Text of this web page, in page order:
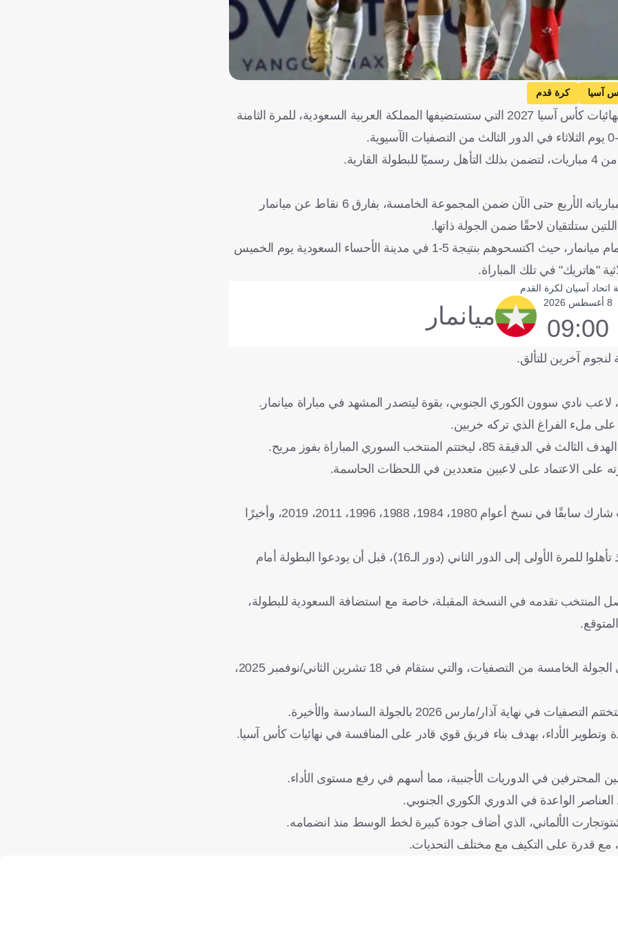
آسيا كرة قدم
حجز منتخب سوريا، الملقب بـ"نسور قاسيون"، بطاقة التأهل إلى نهائيات كأس آسيا 2027 التي ستستضيفها المملكة العربية السعودية، للمرة الثامنة
ورفع منتخب سوريا رصيده إلى 12 نقطة، محققًا الفوز في جميع مبارياته الأربع حتى الآن ضمن المجموعة الخامسة، بفارق 6 نقاط عن ميانمار
كان "نسور قاسيون" قد أظهروا تفوقًا كبيرًا في مباراتهم السابقة أمام ميانمار، حيث اكتسحوهم بنتيجة 5-1 في مدينة الأحساء السعودية يوم الخميس
"هاتريك" في تلك المباراة.
اتحاد آسيان لكرة القدم
8 أغسطس 2026
09:00 ميانمار
لنجوم آخرين للتألق.
لاعب نادي سوون الكوري الجنوبي، بقوة ليتصدر المشهد في مباراة ميانمار.
السوري المباراة بفوز مريح.
على الاعتماد على لاعبين متعددين في اللحظات الحاسمة.
وتأهل منتخب سوريا إلى كأس آسيا للمرة الثامنة في تاريخه، حيث شارك سابقًا في نسخ أعوام 1980، 1984، 1988، 1996، 2011، 2019، وأخيرًا
وكانت النسخة الأخيرة في قطر إنجازًا تاريخيًا لـ"نسور قاسيون"، إذ تأهلوا للمرة الأولى إلى الدور الثاني (دور الـ16)، قبل أن يودعوا البطولة أمام
المنتخب تقدمه في النسخة المقبلة، خاصة مع استضافة السعودية للبطولة،
ومع ضمان التأهل، أصبحت مباراة سوريا القادمة أمام باكستان في الجولة الخامسة من التصفيات، والتي ستقام في 18 تشرين الثاني/نوفمبر 2025،
آذار/مارس 2026 بالجولة السادسة والأخيرة.
الأداء، بهدف بناء فريق قوي قادر على المنافسة في نهائيات كأس آسيا.
المحترفين في الدوريات الأجنبية، مما أسهم في رفع مستوى الأداء.
الواعدة في الدوري الكوري الجنوبي.
الألماني، الذي أضاف جودة كبيرة لخط الوسط منذ انضمامه.
مع قدرة على التكيف مع مختلف التحديات.